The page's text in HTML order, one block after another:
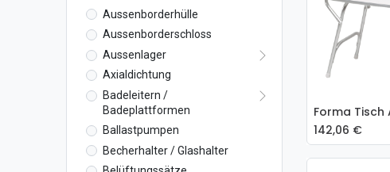
Aussenborderhülle
Aussenborderschloss
Aussenlager
Axialdichtung
Badeleitern /
Badeplattformen
Ballastpumpen
Becherhalter / Glashalter
In den
142,06 €